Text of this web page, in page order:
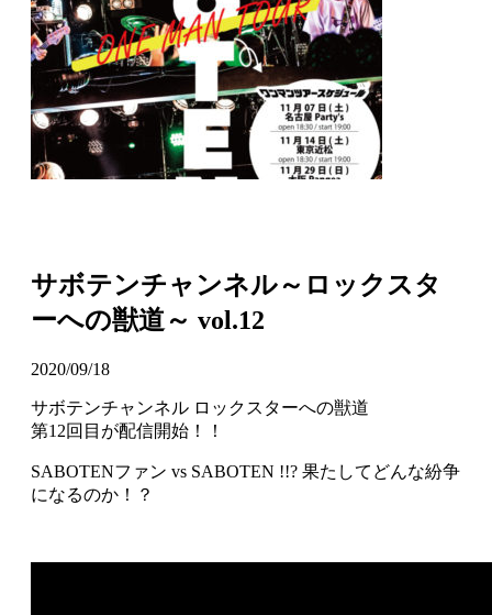
サボテンチャンネル～ロックスタ
ーへの獣道～ vol.12
2020/09/18
サボテンチャンネル ロックスターへの獣道
第12回目が配信開始！！
SABOTENファン vs SABOTEN !!? 果たしてどんな紛争
になるのか！？